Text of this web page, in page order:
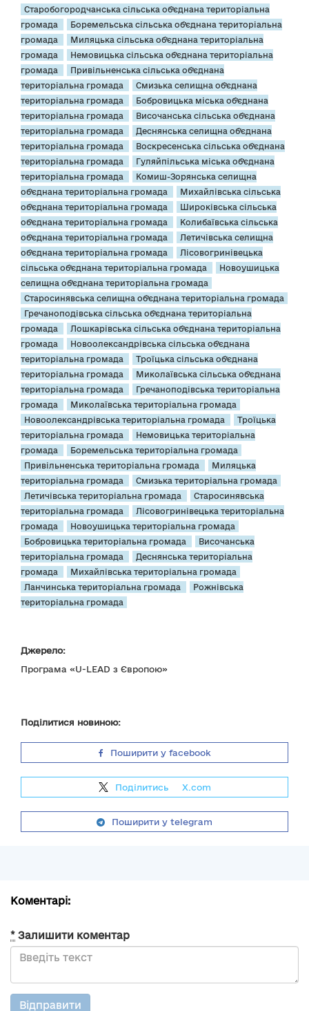
Старобогородчанська сільська об’єднана територіальна
громада
Боремельська сільська об’єднана територіальна
громада
Миляцька сільська об’єднана територіальна
громада
Немовицька сільська об’єднана територіальна
громада
Привільненська сільська об’єднана
територіальна громада
Смизька селищна об’єднана
територіальна громада
Бобровицька міська об’єднана
територіальна громада
Височанська сільська об’єднана
територіальна громада
Деснянська селищна об’єднана
територіальна громада
Воскресенська сільська об’єднана
територіальна громада
Гуляйпільська міська об’єднана
територіальна громада
Комиш-Зорянська селищна
об’єднана територіальна громада
Михайлівська сільська
об’єднана територіальна громада
Широківська сільська
об’єднана територіальна громада
Колибаївська сільська
об’єднана територіальна громада
Летичівська селищна
об’єднана територіальна громада
Лісовогринівецька
сільська об’єднана територіальна громада
Новоушицька
селищна об’єднана територіальна громада
Старосинявська селищна об’єднана територіальна громада
Гречаноподівська сільська об’єднана територіальна
громада
Лошкарівська сільська об’єднана територіальна
громада
Новоолександрівська сільська об’єднана
територіальна громада
Троїцька сільська об’єднана
територіальна громада
Миколаївська сільська об’єднана
територіальна громада
Гречаноподівська територіальна
громада
Миколаївська територіальна громада
Новоолександрівська територіальна громада
Троїцька
територіальна громада
Немовицька територіальна
громада
Боремельська територіальна громада
Привільненська територіальна громада
Миляцька
територіальна громада
Смизька територіальна громада
Летичівська територіальна громада
Старосинявська
територіальна громада
Лісовогринівецька територіальна
громада
Новоушицька територіальна громада
Бобровицька територіальна громада
Височанська
територіальна громада
Деснянська територіальна
громада
Михайлівська територіальна громада
Ланчинська територіальна громада
Рожнівська
територіальна громада
Джерело:
Програма «U-LEAD з Європою»
Поділитися новиною:
Поширити у facebook
Поділитись X.com
Поширити у telegram
Коментарі:
* Залишити коментар
Відправити